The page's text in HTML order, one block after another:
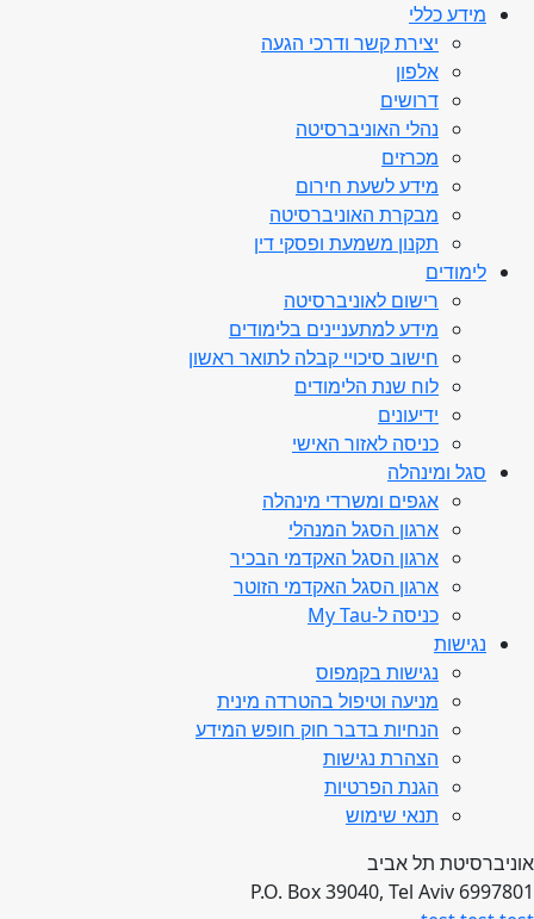
מידע כללי
יצירת קשר ודרכי הגעה
אלפון
דרושים
נהלי האוניברסיטה
מכרזים
מידע לשעת חירום
מבקרת האוניברסיטה
תקנון משמעת ופסקי דין
לימודים
רישום לאוניברסיטה
מידע למתעניינים בלימודים
חישוב סיכויי קבלה לתואר ראשון
לוח שנת הלימודים
ידיעונים
כניסה לאזור האישי
סגל ומינהלה
אגפים ומשרדי מינהלה
ארגון הסגל המנהלי
ארגון הסגל האקדמי הבכיר
ארגון הסגל האקדמי הזוטר
כניסה ל-My Tau
נגישות
נגישות בקמפוס
מניעה וטיפול בהטרדה מינית
הנחיות בדבר חוק חופש המידע
הצהרת נגישות
הגנת הפרטיות
תנאי שימוש
אוניברסיטת תל אביב
P.O. Box 39040, Tel Aviv 6997801